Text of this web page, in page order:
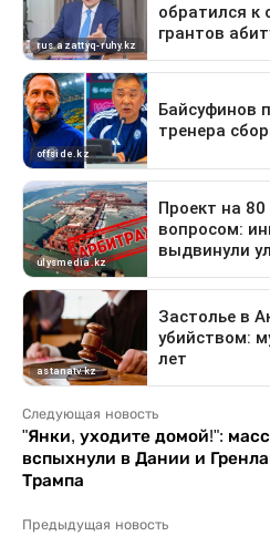
Следующая новость
"Янки, уходите домой!":
вспыхнули в Дании и
Трампа
Предыдущая новость